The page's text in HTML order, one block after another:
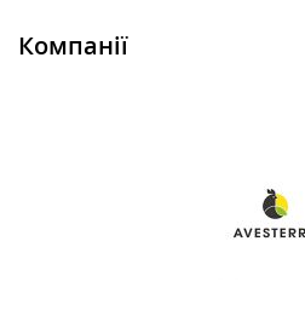
Компанії